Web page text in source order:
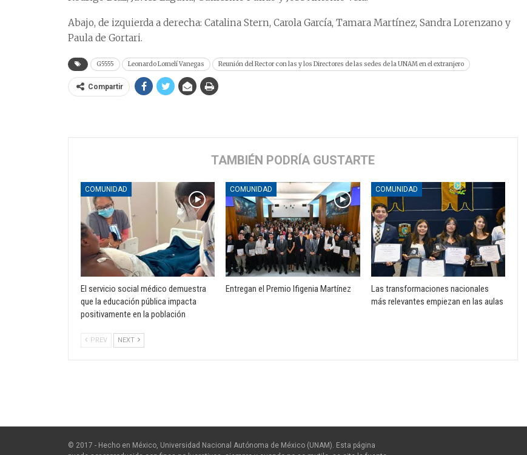
Abajo, de izquierda a derecha: Catalina Stern, Carola García, Tamara Martínez, Sandra Lorenzano y
Paula de Gortari.
G5555 Leonardo Lomelí Vanegas Reunión del Rector con las y los Directores de las sedes de la UNAM en el extranjero
Compartir
TAMBIÉN PODRÍA GUSTARTE
COMUNIDAD
El servicio social médico demuestra
que la educación pública impacta
positivamente en la población
COMUNIDAD
Entregan el Premio Ifigenia Martínez
COMUNIDAD
Las transformaciones nacionales
más relevantes empiezan en las aulas
PREV NEXT
© 2017 - Hecho en México, Universidad Nacional Autónoma de México (UNAM). Esta página